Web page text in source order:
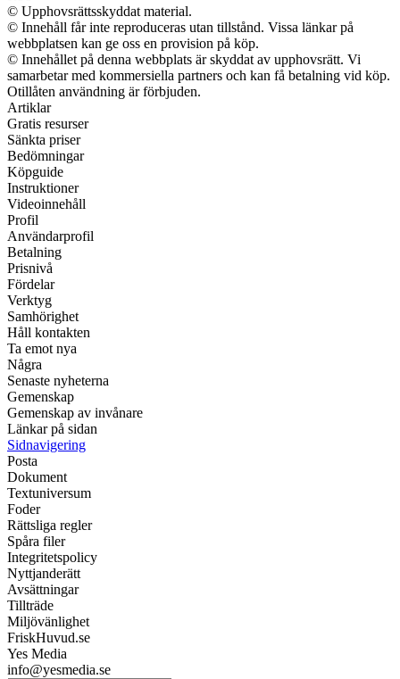
© Upphovsrättsskyddat material.
© Innehåll får inte reproduceras utan tillstånd. Vissa länkar på
webbplatsen kan ge oss en provision på köp.
© Innehållet på denna webbplats är skyddat av upphovsrätt. Vi
samarbetar med kommersiella partners och kan få betalning vid köp.
Otillåten användning är förbjuden.
Artiklar
Gratis resurser
Sänkta priser
Bedömningar
Köpguide
Instruktioner
Videoinnehåll
Profil
Användarprofil
Betalning
Prisnivå
Fördelar
Verktyg
Samhörighet
Håll kontakten
Ta emot nya
Några
Senaste nyheterna
Gemenskap
Gemenskap av invånare
Länkar på sidan
Sidnavigering
Posta
Dokument
Textuniversum
Foder
Rättsliga regler
Spåra filer
Integritetspolicy
Nyttjanderätt
Avsättningar
Tillträde
Miljövänlighet
FriskHuvud.se
Yes Media
info@yesmedia.se